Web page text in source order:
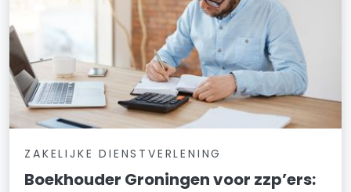
ZAKELIJKE DIENSTVERLENING
Boekhouder Groningen voor zzp’ers: